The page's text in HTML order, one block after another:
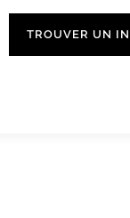
TROUVER UN